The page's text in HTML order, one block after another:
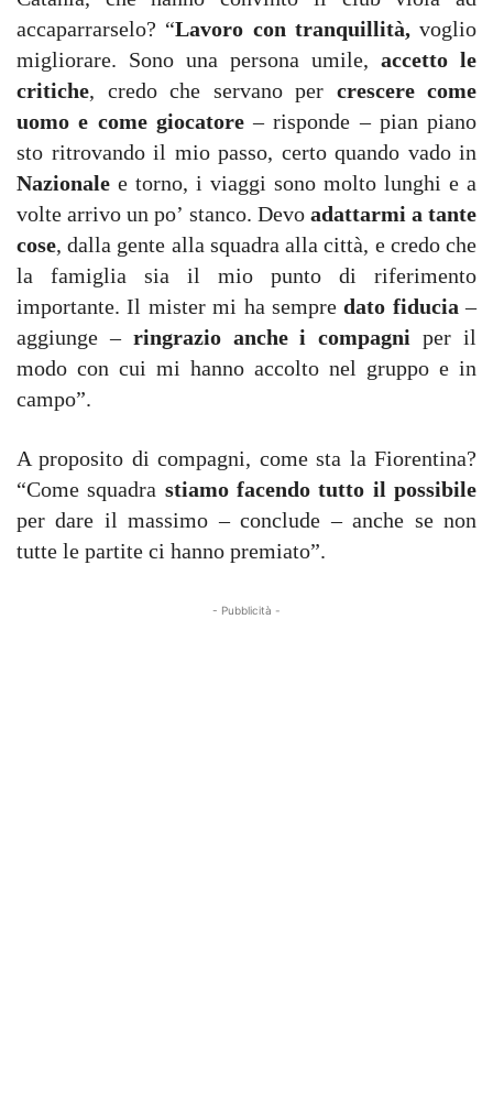
accaparrarselo? “Lavoro con tranquillità,voglio
migliorare. Sono una persona umile, accetto le
critiche, credo che servano per crescere come
uomo e come giocatore– risponde – pian piano
sto ritrovando il mio passo, certo quando vado in
Nazionale e torno, i viaggi sono molto lunghi e a
volte arrivo un po’ stanco. Devoadattarmi a tante
cose, dalla gente alla squadra alla città, e credo che
la famiglia sia il mio punto di riferimento
importante. Il mister mi ha sempredato fiducia –
aggiunge –ringrazio anche i compagniper il
modo con cui mi hanno accolto nel gruppo e in
campo”.
A proposito di compagni, come sta la Fiorentina?
“Come squadra stiamo facendo tutto il possibile
per dare il massimo – conclude – anche se non
tutte le partite ci hanno premiato”.
- Pubblicità -